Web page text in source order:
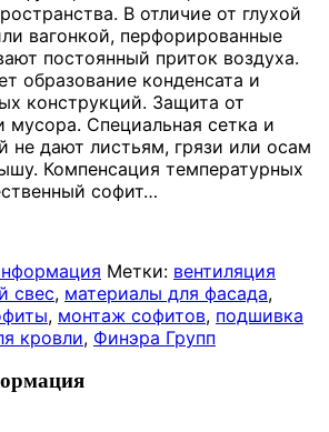
В отличие от глухой
вагонкой, перфорированные
постоянный приток воздуха.
образование конденсата и
конструкций. Защита от
мусора. Специальная сетка и
не дают листьям, грязи или осам
Компенсация температурных
софит…
Метки: вентиляция
свес, материалы для фасада,
, монтаж софитов, подшивка
кровли, Финэра Групп